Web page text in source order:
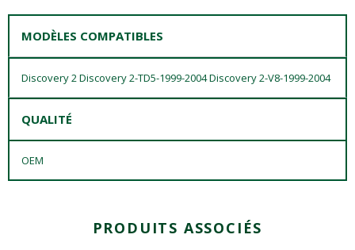
MODÈLES COMPATIBLES
Discovery 2 Discovery 2-TD5-1999-2004 Discovery 2-V8-1999-2004
QUALITÉ
OEM
PRODUITS ASSOCIÉS